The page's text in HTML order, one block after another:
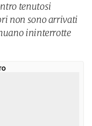
tenutosi
non sono arrivati
ininterrotte